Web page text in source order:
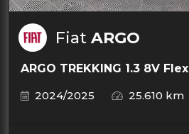
Fiat ARGO
ARGO TREKKING 1.3 8V Flex
2024/2025
25.610 km